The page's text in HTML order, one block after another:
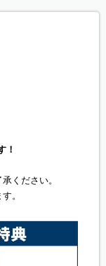
！
ください。
。